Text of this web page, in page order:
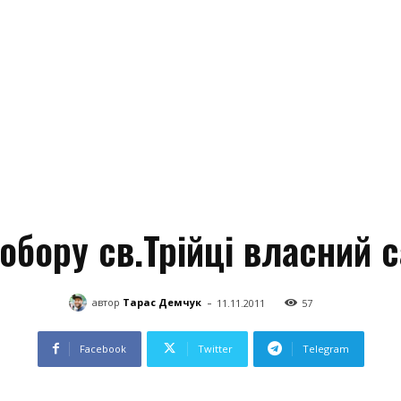
св.Трійці власний
автор Тарас Демчук - 11.11.2011 57
Facebook Twitter Telegram